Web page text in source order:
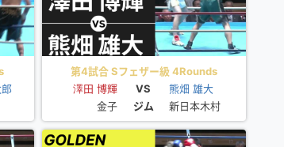
第4試合 Sフェザー級 4Rounds
澤田 博輝
VS
熊畑 雄大
金子
ジム 新日本木村